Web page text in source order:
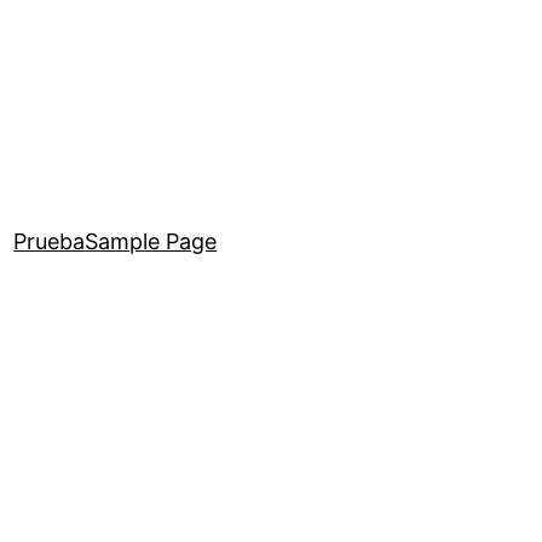
PruebaSample Page